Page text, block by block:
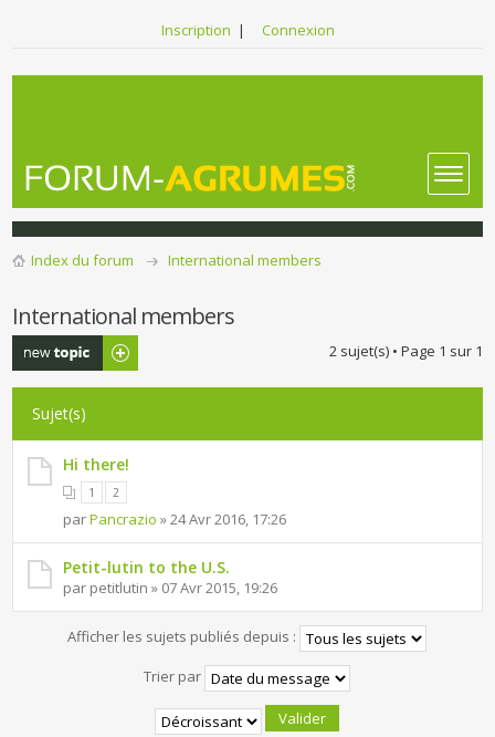
Inscription | Connexion
Index du forum International members
International members
Publier un
nouveau sujet
2 sujet(s) • Page 1 sur 1
Sujet(s)
Hi there!
1 2
parPancrazio » 24 Avr 2016, 17:26
Petit-lutin to the U.S.
par petitlutin » 07 Avr 2015, 19:26
Afficher les sujets publiés depuis :
Trier par